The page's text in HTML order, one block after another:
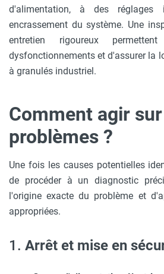
d'alimentation, à des
encrassement du système. Une
entretien rigoureux
dysfonctionnements et d'assurer la
à granulés industriel.
Comment agir
problèmes ?
Une fois les causes potentielles
de procéder à un diagnostic
l'origine exacte du problème et
appropriées.
1. Arrêt et mise en